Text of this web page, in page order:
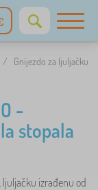
/
Gnijezdo za ljuljačku
-
stopala
ljuljačku izrađenu od